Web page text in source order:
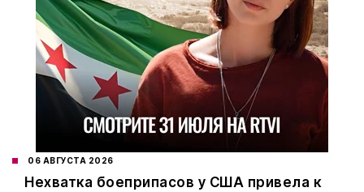
06 АВГУСТА 2026
Нехватка боеприпасов у США привела к